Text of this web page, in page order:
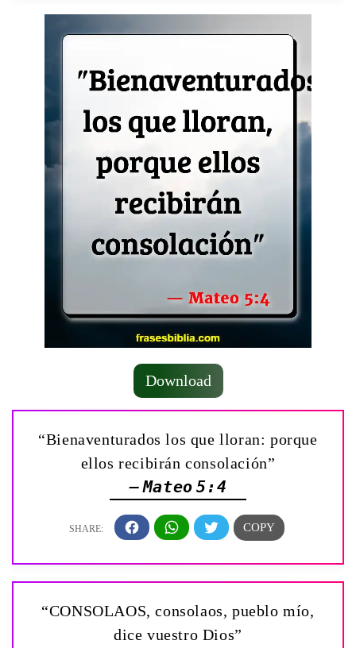
Download
“Bienaventurados los que lloran: porque
ellos recibirán consolación”
— Mateo 5:4
“CONSOLAOS, consolaos, pueblo mío,
dice vuestro Dios”